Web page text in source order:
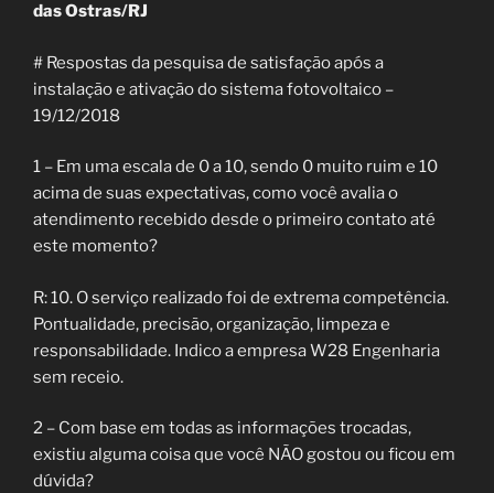
das Ostras/RJ
# Respostas da pesquisa de satisfação após a
instalação e ativação do sistema fotovoltaico –
19/12/2018
1 – Em uma escala de 0 a 10, sendo 0 muito ruim e 10
acima de suas expectativas, como você avalia o
atendimento recebido desde o primeiro contato até
este momento?
R: 10. O serviço realizado foi de extrema competência.
Pontualidade, precisão, organização, limpeza e
responsabilidade. Indico a empresa W28 Engenharia
sem receio.
2 – Com base em todas as informações trocadas,
existiu alguma coisa que você NÃO gostou ou ficou em
dúvida?